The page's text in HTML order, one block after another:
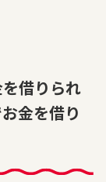
借りられ
金を借り